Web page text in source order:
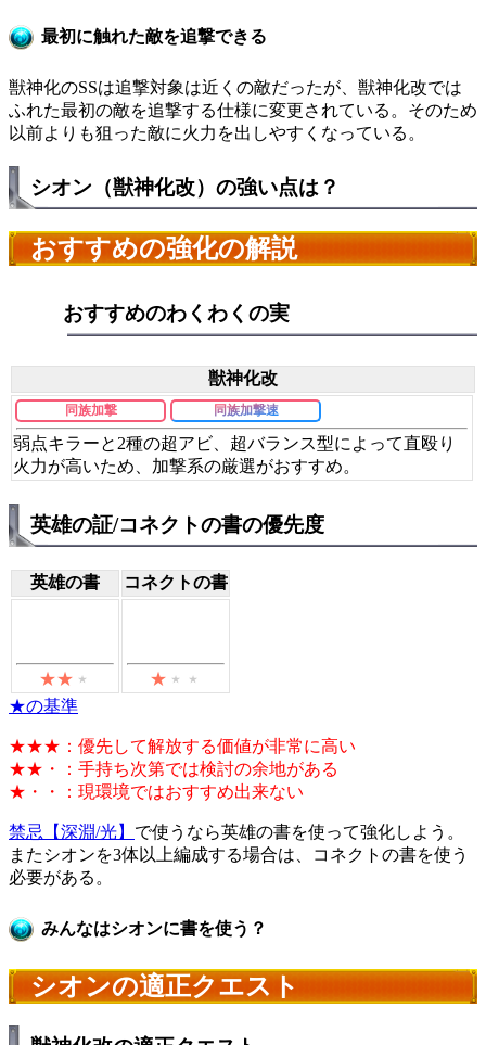
最初に触れた敵を追撃できる
獣神化のSSは追撃対象は近くの敵だったが、獣神化改では
ふれた最初の敵を追撃する仕様に変更されている。そのため
以前よりも狙った敵に火力を出しやすくなっている。
シオン（獣神化改）の強い点は？
おすすめの強化の解説
おすすめのわくわくの実
獣神化改
同族加撃 同族加撃速
弱点キラーと2種の超アビ、超バランス型によって直殴り
火力が高いため、加撃系の厳選がおすすめ。
英雄の証/コネクトの書の優先度
英雄の書 コネクトの書
★の基準
★★★：優先して解放する価値が非常に高い
★★・：手持ち次第では検討の余地がある
★・・：現環境ではおすすめ出来ない
禁忌【深淵/光】 で使うなら英雄の書を使って強化しよう。
またシオンを3体以上編成する場合は、コネクトの書を使う
必要がある。
みんなはシオンに書を使う？
シオンの適正クエスト